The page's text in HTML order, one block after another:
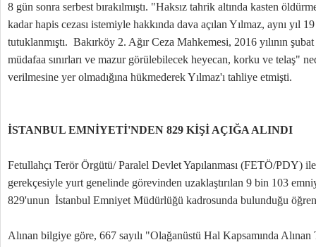
8 gün sonra serbest bırakılmıştı. "Haksız tahrik altında kasten
kadar hapis cezası istemiyle hakkında dava açılan Yılmaz, aynı yıl
tutuklanmıştı. Bakırköy 2. Ağır Ceza Mahkemesi, 2016 yılının
müdafaa sınırları ve mazur görülebilecek heyecan, korku ve telaş"
verilmesine yer olmadığına hükmederek Yılmaz'ı tahliye etmişti.
İSTANBUL EMNİYETİ'NDEN 829 KİŞİ AÇIĞA ALINDI
Fetullahçı Terör Örgütü/ Paralel Devlet Yapılanması (FETÖ/PDY)
gerekçesiyle yurt genelinde görevinden uzaklaştırılan 9 bin 103
829'unun İstanbul Emniyet Müdürlüğü kadrosunda bulunduğu
Alınan bilgiye göre, 667 sayılı "Olağanüstü Hal Kapsamında